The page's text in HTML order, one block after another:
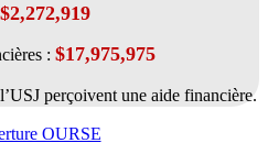
$2,272,919
: $17,975,975
perçoivent une aide financière.